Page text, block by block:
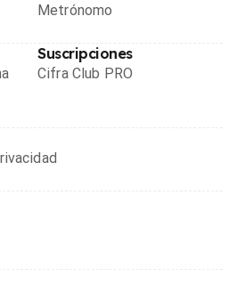
Metrónomo
Suscripciones
Cifra Club PRO